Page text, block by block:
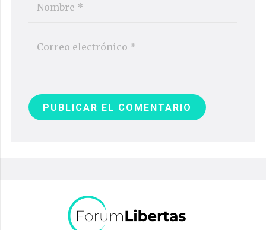
PUBLICAR EL COMENTARIO